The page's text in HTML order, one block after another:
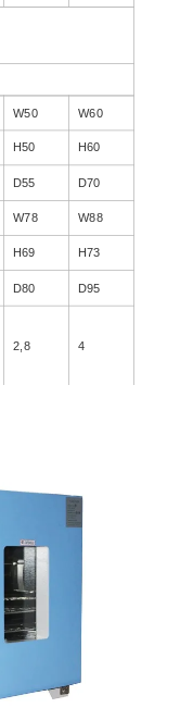
W50 W60
H50 H60
D55 D70
W78 W88
H69 H73
D80 D95
2,8 4